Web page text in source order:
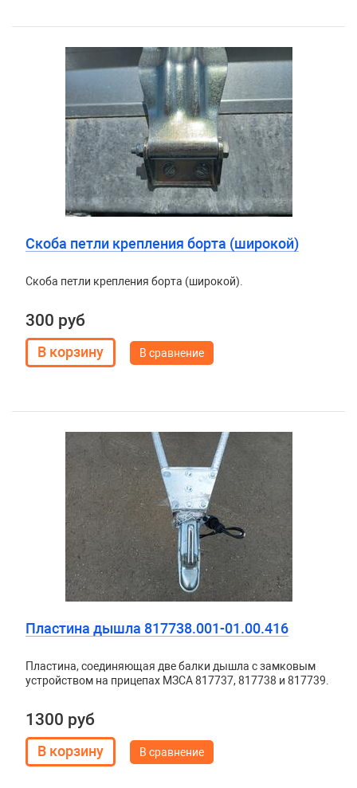
Скоба петли крепления борта (широкой)
Скоба петли крепления борта (широкой).
300 руб
В сравнение
Пластина дышла 817738.001-01.00.416
Пластина, соединяющая две балки дышла с замковым
устройством на прицепах МЗСА 817737, 817738 и 817739.
1300 руб
В сравнение